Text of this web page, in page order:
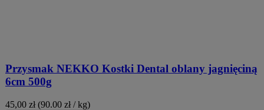
Przysmak NEKKO Kostki Dental oblany jagnięciną
6cm 500g
45,00 zł (90.00 zł / kg)